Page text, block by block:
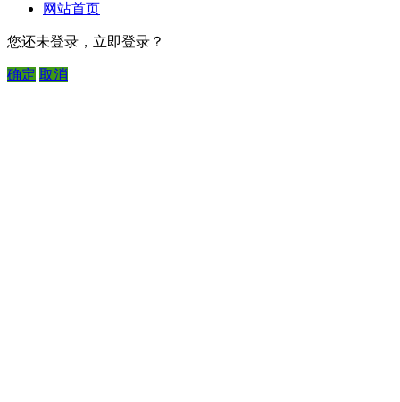
网站首页
您还未登录，立即登录？
确定 取消